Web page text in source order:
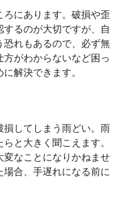
にあります。破損や歪
るのが大切ですが、自
れもあるので、必ず無
がわからないなど困っ
解決できます。
してしまう雨どい。雨
と大きく聞こえます。
なことになりかねませ
合、手遅れになる前に